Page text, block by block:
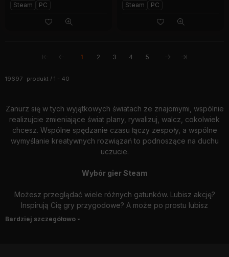
Steam PC Steam PC
1 2 3 4 5
Wszystkie produkty w kategorii
19697 produkt 1 40
Zanurz się w tych wyjątkowych światach ze znajomymi, wspólnie
realizujcie zmieniające świat plany, rywalizuj, walcz, cokolwiek
chcesz. Wspólne spędzanie czasu łączy zespoły, a wspólne
wymyślanie kreatywnych rozwiązań to podnoszące na duchu
uczucie.
Wybór gier Steam
Możesz przeglądać wiele różnych gatunków. Lubisz akcję?
Inspirują Cię gry przygodowe? A może po prostu lubisz
rywalizować? Jakiekolwiek masz życzenia, możesz z nami